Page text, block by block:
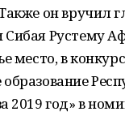
он вручил
Рустему
место, в
2019 год» в